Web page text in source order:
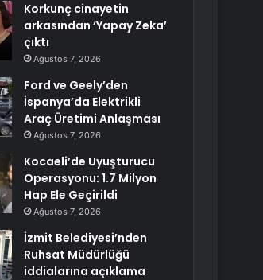
Korkunç cinayetin
arkasından ‘Yapay Zeka’
çıktı
Ağustos 7, 2026
Ford ve Geely’den
İspanya’da Elektrikli
Araç Üretimi Anlaşması
Ağustos 7, 2026
Kocaeli’de Uyuşturucu
Operasyonu: 1.7 Milyon
Hap Ele Geçirildi
Ağustos 7, 2026
İzmit Belediyesi’nden
Ruhsat Müdürlüğü
iddialarına açıklama